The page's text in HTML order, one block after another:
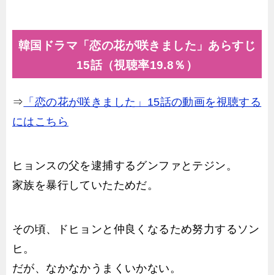
韓国ドラマ「恋の花が咲きました」あらすじ
15話（視聴率19.8％）
⇒ 「恋の花が咲きました」15話の動画を視聴する
にはこちら
ヒョンスの父を逮捕するグンファとテジン。
家族を暴行していたためだ。
その頃、ドヒョンと仲良くなるため努力するソン
ヒ。
だが、なかなかうまくいかない。